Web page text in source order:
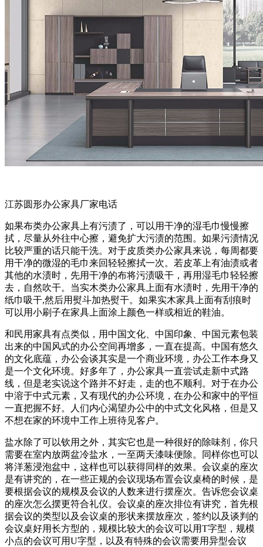
江苏圆形办公家具厂家电话
如果布类办公家具上有污渍了，可以用干净的湿毛巾慢慢擦
拭，尽量从外往中心擦，避免扩大污渍的范围。如果污渍情况
比较严重的话只能干洗。对于皮质类办公家具来说，每周都要
用干净的微湿的毛巾来回轻轻擦拭一次。若皮革上有油渍或者
其他的水渍时，先用干净的布将污渍吸干，再用湿毛巾轻轻擦
去，自然吹干。当实木类办公家具上面有水渍时，先用干净的
纸巾吸干,然后用熨斗加热熨干。如果实木家具上面有刮痕时
可以用小刷子在家具上面涂上颜色一样或相近的鞋油。
和民用家具有点类似，用中国文化、中国印象、中国元素包装
出来的中国风式的办公空间再增多，一直在提高。中国有悠久
的文化底蕴，办公会谈其实是一个商业环境，办公工作本身又
是一个文化环境。好多年了，办公家具一直尝试走新中式路
线，但是老实说这个路并不好走，走的也不顺利。对于在办公
中溶于中式元素，又有现代的办公环境，在办公和家中的平恒
一直把握不好。人们内心渴望办公中的中式文化风格，但是又
不想在家的环境中工作上班待见客户。
盐水除了可以钦用之外，其实它也是一种很好的除味剂，你只
需要在室内放两盆冷盐水，一至两天漆味便除。同样你也可以
将洋葱浸泡盆中，这样也可以获得同样的效果。会议桌的座次
是有讲究的，在一些正规的会议现场布置会议桌椅的时候，是
要根据会议的规模及会议的人数来进行摆座次。告诉您会议桌
的座次怎么摆更符合礼仪。会议桌的座次排位有讲究，首先根
据会议的类型以及会议桌的形状来摆放座次，签约以及谈判的
会议桌好用长方型的，规模比较大的会议可以用T字型，规模
小点的会议可用U字型，以及有特殊的会议需要用异型会议